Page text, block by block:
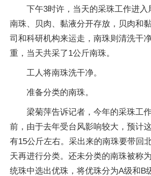
下午3时许，当天的采珠工作进入
南珠、贝肉、黏液分开存放，贝肉和
司和科研机构来运走，南珠则清洗干
重，当天共采了1公斤南珠。
工人将南珠洗干净。
准备分类的南珠。
梁菊萍告诉记者，今年的采珠工
前，由于去年受台风影响较大，预计
有15公斤左右。采出来的南珠要带回
天再进行分类。还未分类的南珠被称
统珠中选出优珠，将优珠分为A级和B